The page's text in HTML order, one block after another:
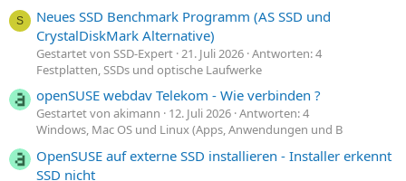
S
Neues SSD Benchmark Programm (AS SSD und
CrystalDiskMark Alternative)
Gestartet von SSD-Expert 21. Juli 2026 Antworten: 4
Festplatten, SSDs und optische Laufwerke
openSUSE webdav Telekom - Wie verbinden ?
Gestartet von akimann 12. Juli 2026 Antworten: 4
Windows, Mac OS und Linux (Apps, Anwendungen und B
OpenSUSE auf externe SSD installieren - Installer erkennt
SSD nicht